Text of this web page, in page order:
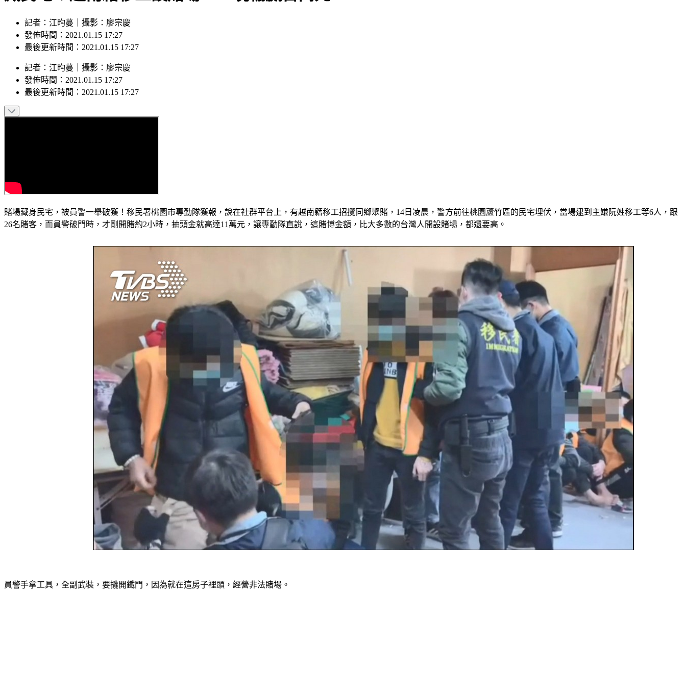
記者：江昀蔓｜攝影：廖宗慶
發佈時間：2021.01.15 17:27
最後更新時間：2021.01.15 17:27
記者 ： 江昀蔓 攝影 ： 廖宗慶
發佈時間： 2021.01.15 17:27
最後更新時間： 2021.01.15 17:27
賭場藏身民宅，被員警一舉破獲！移民署桃園市專勤隊獲報，說在社群平台上，有越南籍移工招攬同鄉聚賭，14日凌晨，警方前往桃園蘆竹區的民宅埋伏，當場逮到主嫌阮姓移工等6人，跟
26名賭客，而員警破門時，才剛開賭約2小時，抽頭金就高達11萬元，讓專勤隊直說，這賭博金額，比大多數的台灣人開設賭場，都還要高。
員警手拿工具，全副武裝，要撬開鐵門，因為就在這房子裡頭，經營非法賭場。